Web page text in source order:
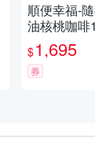
順便幸福-
油核桃咖啡
0ml 濾袋 旅
$1,695
券